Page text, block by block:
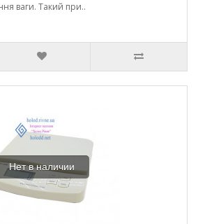
ваги. Такий при..
Нет в наличии